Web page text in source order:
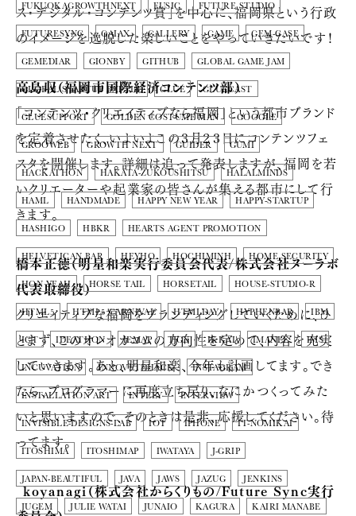
FUKUOKAGROWTHNEXT FUSIC FUTURE STUDIO
FUTURESYNC GAIAX GALLERY GAME GEM-CASE
GEMEDIAR GIONBY GITHUB GLOBAL GAME JAM
GLOBAL STARTUP BATTLE GLUE GLUECAST
GLUESUPPORT GOLDEN COSTUME MAN GOOGLE
GROOWEB GROWTH NEXT GUIDER GUMI
HACKATHON HAKATA-ZUKOUSHITSU HALALMINDS
HAML HANDMADE HAPPY NEW YEAR HAPPY-STARTUP
HASHIGO HBKR HEARTS AGENT PROMOTION
HELVETICAN BAR HEYHO HOCHIMINH HOME SECURITY
HON YEAH HORSE TAIL HORSETAIL HOUSE-STUDIO-R
HTML5 HTML5 CARNIVAL HTMLDAY HYPHENBAR IBM
ICT IDEATHON IEMAP IJGN IKKAI IMANEE IMS
INCUVATION INNOVETEHACK INSTAGRAM
INSTALLATION ART INTELY INTERVIEW
INVISIBLE-DESIGNS-LAB IOT IPHONE IT-NOMIKAI
ITOSHIMA ITOSHIMAP IWATAYA J-GRIP
JAPAN-BEAUTIFUL JAVA JAWS JAZUG JENKINS
JUGEM JULIE WATAI JUNAIO KAGURA KAIRI MANABE
ス・デジタル・コンテンツ賞」を中心に、福岡県という行政
のイメージを逸脱した楽しいことをやっていきたいです！
高島収（福岡市国際経済コンテンツ部）
「コンテンツ・クリエイティブなら福岡」という都市ブランド
を定着させたく、いよいよこの３月２３日にコンテンツフェ
スタを開催します。詳細は追って発表しますが、福岡を若
いクリエーターや起業家の皆さんが集える都市にして行
きます。
橋本正徳（明星和楽実行委員会代表/株式会社ヌーラボ
代表取締役）
クリエイティブな福岡をブランディングしていくために、ひ
とまず、このオレオカコムの方向性を定めて、内容を充実
していきます。あと、明星和楽、今年も計画してます。でき
たら、プログラマーに再度立ち戻り、なにかつくってみた
いと思いますので、そのときは是非、応援してください。待
ってます。
_koyanagi（株式会社からくりもの/Future Sync実行